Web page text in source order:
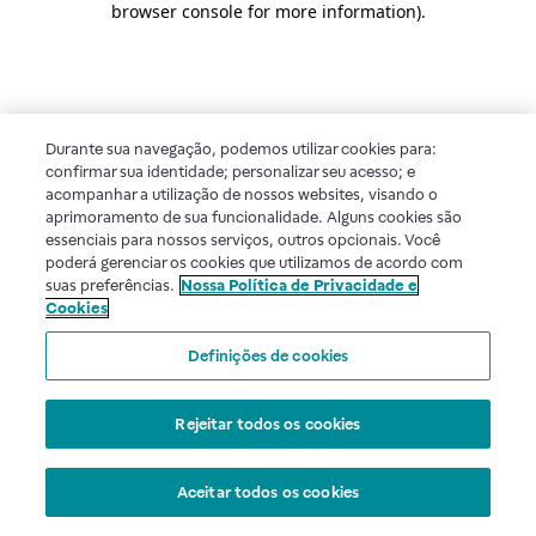
browser console for more information).
Durante sua navegação, podemos utilizar cookies para:
confirmar sua identidade; personalizar seu acesso; e
acompanhar a utilização de nossos websites, visando o
aprimoramento de sua funcionalidade. Alguns cookies são
essenciais para nossos serviços, outros opcionais. Você
poderá gerenciar os cookies que utilizamos de acordo com
suas preferências. Nossa Política de Privacidade e
Cookies
Definições de cookies
Rejeitar todos os cookies
Aceitar todos os cookies